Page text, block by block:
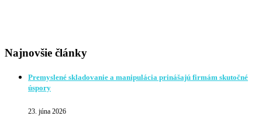
Najnovšie články
Premyslené skladovanie a manipulácia prinášajú firmám skutočné
úspory
23. júna 2026